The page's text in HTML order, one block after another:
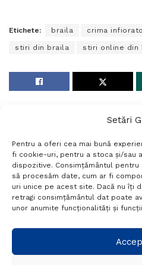
Setări
Pentru a oferi cea mai bună
fi cookie-uri, pentru a stoca și/sau
dispozitive. Consimțământul
să procesăm date, cum ar fi
uri unice pe acest site. Dacă nu îți
retragi consimțământul dat poate
unor anumite funcționalități și
Etichete: braila crima
stiri din braila stiri online din
Termeni si conditii
Politica cookies
+40